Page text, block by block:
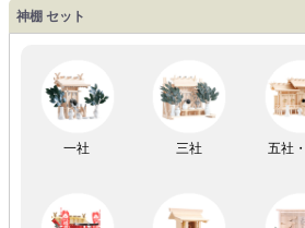
盆提灯一万円
以内
～2万円
～3
神棚 セット
一社 三社 五社